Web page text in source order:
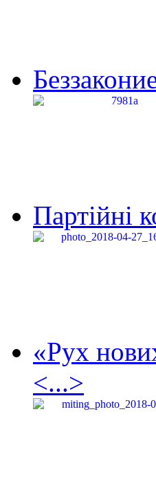
Партійні
«Рух
<...>